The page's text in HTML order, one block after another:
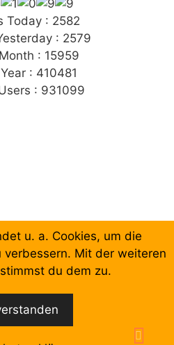
Today : 2582
: 2579
: 15959
: 410481
: 931099
der Beiträge
Linke Berlin
•
u. a. Cookies, um die
Mit der weiteren
du dem zu.